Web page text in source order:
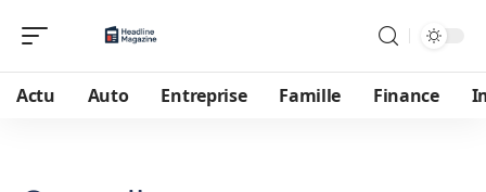
Actu Auto Entreprise Famille Finance